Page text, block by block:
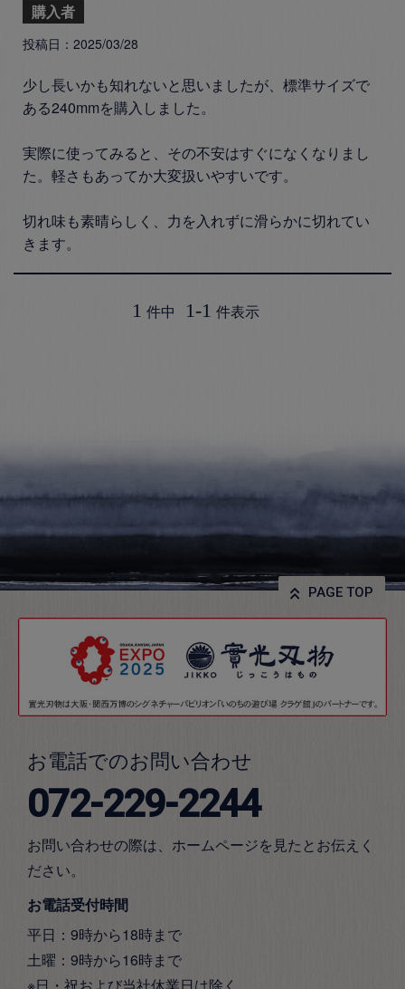
購入者
投稿日 2025/03/28
少し長いかも知れないと思いましたが、標準サイズで
ある240mmを購入しました。
実際に使ってみると、その不安はすぐになくなりまし
た。軽さもあってか大変扱いやすいです。
切れ味も素晴らしく、力を入れずに滑らかに切れてい
1 件中 1-1 件表示
PAGE TOP
お電話でのお問い合わせ
072-229-2244
お問い合わせの際は、ホームページを見たとお伝えく
ださい。
お電話受付時間
平日：9時から18時まで
土曜：9時から16時まで
※日・祝および当社休業日は除く